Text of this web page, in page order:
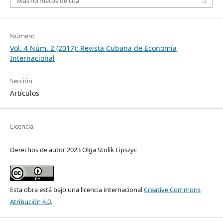
Número
Vol. 4 Núm. 2 (2017): Revista Cubana de Economía
Internacional
Sección
Artículos
Licencia
Derechos de autor 2023 Olga Stolik Lipszyc
Esta obra está bajo una licencia internacionalCreative Commons
Atribución 4.0.